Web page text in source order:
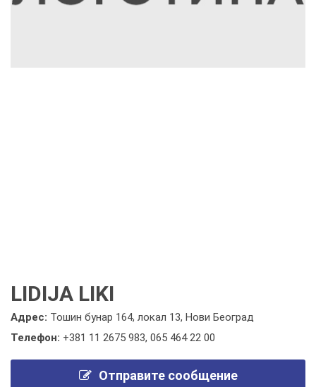
LIDIJA LIKI
Адрес: Тошин бунар 164, локал 13, Нови Београд
Телефон: +381 11 2675 983, 065 464 22 00
Отправите сообщение